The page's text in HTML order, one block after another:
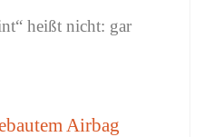
heißt nicht: gar
Airbag